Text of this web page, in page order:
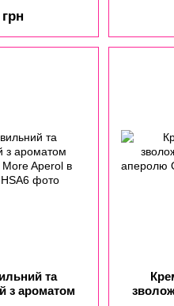
крем з
квіткове
30 мл
та
з ароматом